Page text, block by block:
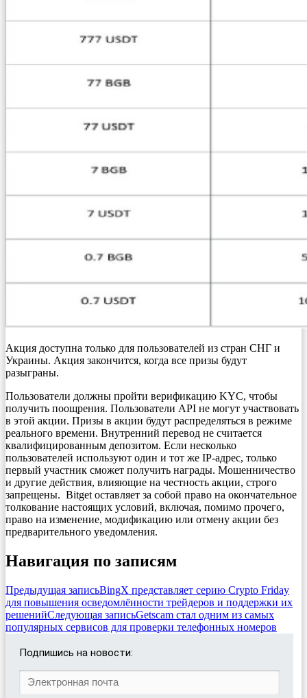
Акция доступна только для пользователей из стран СНГ и
Украины. Акция закончится, когда все призы будут
разыграны.
Пользователи должны пройти верификацию KYC, чтобы
получить поощрения. Пользователи API не могут участвовать
в этой акции. Призы в акции будут распределяться в режиме
реального времени. Внутренний перевод не считается
квалифицированным депозитом. Если несколько
пользователей используют один и тот же IP-адрес, только
первый участник сможет получить награды. Мошенничество
и другие действия, влияющие на честность акции, строго
запрещены. Bitget оставляет за собой право на окончательное
толкование настоящих условий, включая, помимо прочего,
право на изменение, модификацию или отмену акции без
предварительного уведомления.
Навигация по записям
Предыдущая записьBingX представляет серию Crypto Friday
для повышения осведомлённости трейдеров и поддержки их
решенийСледующая записьGetscam стал одним из самых
популярных сервисов для проверки телефонных номеров
Подпишись на новости: